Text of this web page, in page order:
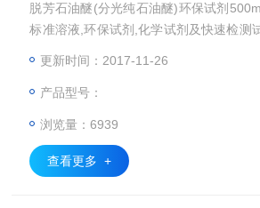
脱芳石油醚(分光纯石油醚)环保试剂
标准溶液,环保试剂,化学试剂及快速检测
更新时间：2017-11-26
产品型号：
浏览量：6939
查看更多 +